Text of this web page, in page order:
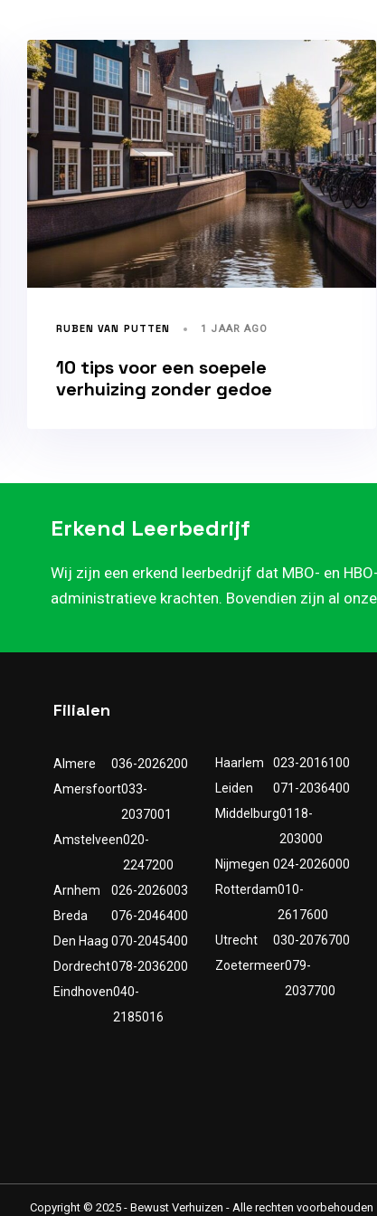
RUBEN VAN PUTTEN 1 JAAR AGO
10 tips voor een soepele
verhuizing zonder gedoe
Erkend Leerbedrijf
Wij zijn een erkend leerbedrijf dat MBO- en
administratieve krachten. Bovendien zijn al
Filialen
Almere
036-2026200
Amersfoort033-
2037001
Amstelveen020-
2247200
Arnhem
026-2026003
Breda
076-2046400
Den Haag 070-2045400
Dordrecht078-2036200
Eindhoven040-
2185016
Haarlem
023-2016100
Leiden
071-2036400
Middelburg0118-
203000
Nijmegen 024-2026000
Rotterdam010-
2617600
Utrecht
030-2076700
Zoetermeer079-
2037700
Copyright © 2025 - Bewust Verhuizen - Alle rechten voorbehouden